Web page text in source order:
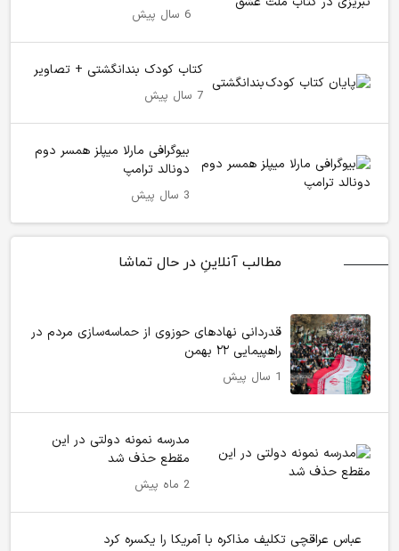
6 سال پیش
کتاب کودک بندانگشتی + تصاویر
7 سال پیش
بیوگرافی مارلا میپلز همسر دوم
دونالد ترامپ
3 سال پیش
مطالب آنلاینِ در حال تماشا
قدردانی نهادهای حوزوی از حماسه‌سازی مردم در
راهپیمایی ۲۲ بهمن
1 سال پیش
مدرسه نمونه دولتی در این
مقطع حذف شد
2 ماه پیش
عباس عراقچی تکلیف مذاکره با آمریکا را یکسره کرد